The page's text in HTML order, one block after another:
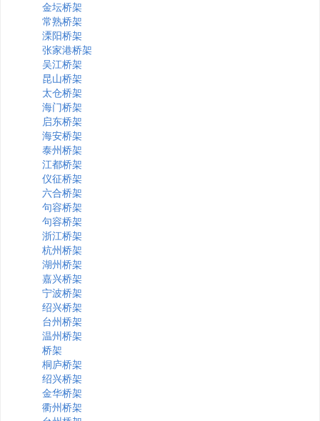
金坛桥架
常熟桥架
溧阳桥架
张家港桥架
吴江桥架
昆山桥架
太仓桥架
海门桥架
启东桥架
海安桥架
泰州桥架
江都桥架
仪征桥架
六合桥架
句容桥架
句容桥架
浙江桥架
杭州桥架
湖州桥架
嘉兴桥架
宁波桥架
绍兴桥架
台州桥架
温州桥架
桥架
桐庐桥架
绍兴桥架
金华桥架
衢州桥架